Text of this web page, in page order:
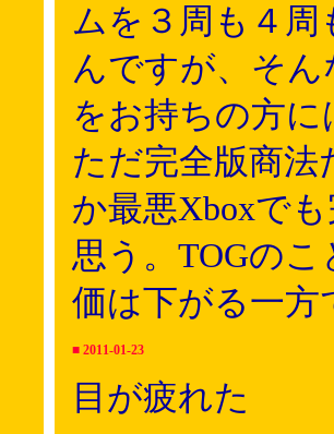
ムを３周も４
んですが、そ
をお持ちの方
ただ完全版商
か最悪Xboxで
思う。TOGの
価は下がる一方
■ 2011-01-23
目が疲れた